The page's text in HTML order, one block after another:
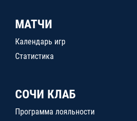
МАТЧИ
Календарь игр
Статистика
СОЧИ КЛАБ
Программа лояльности